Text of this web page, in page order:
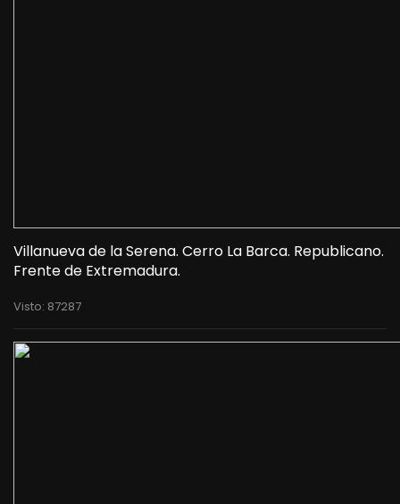
Villanueva de la Serena. Cerro La Barca. Republicano.
Frente de Extremadura.
Visto: 87287